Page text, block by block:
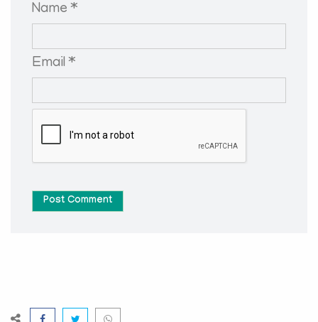
Name *
Email *
Post Comment